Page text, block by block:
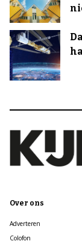
Over ons
Adverteren
Colofon